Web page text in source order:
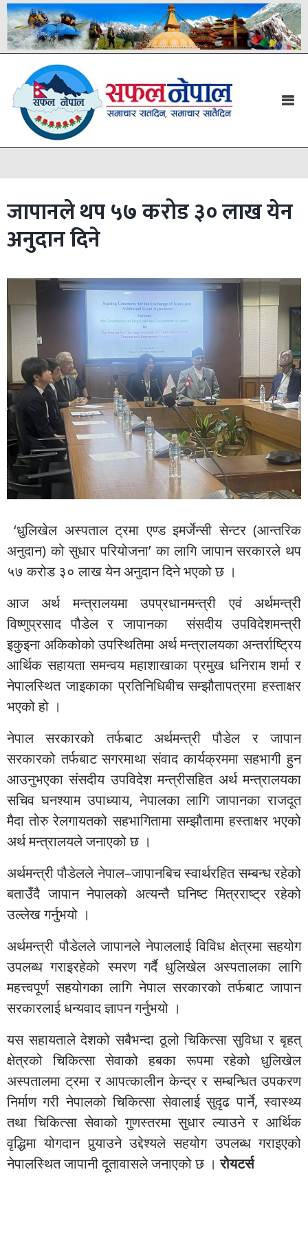
जापानले थप ५७ करोड ३० लाख येन
अनुदान दिने
‘धुलिखेल अस्पताल ट्रमा एण्ड इमर्जेन्सी सेन्टर (आन्तरिक
अनुदान) को सुधार परियोजना’ का लागि जापान सरकारले थप
५७ करोड ३० लाख येन अनुदान दिने भएको छ ।
आज अर्थ मन्त्रालयमा उपप्रधानमन्त्री एवं अर्थमन्त्री
विष्णुप्रसाद पौडेल र जापानका संसदीय उपविदेशमन्त्री
इकुइना अकिकोको उपस्थितिमा अर्थ मन्त्रालयका अन्तर्राष्ट्रिय
आर्थिक सहायता समन्वय महाशाखाका प्रमुख धनिराम शर्मा र
नेपालस्थित जाइकाका प्रतिनिधिबीच सम्झौतापत्रमा हस्ताक्षर
भएको हो ।
नेपाल सरकारको तर्फबाट अर्थमन्त्री पौडेल र जापान
सरकारको तर्फबाट सगरमाथा संवाद कार्यक्रममा सहभागी हुन
आउनुभएका संसदीय उपविदेश मन्त्रीसहित अर्थ मन्त्रालयका
सचिव घनश्याम उपाध्याय, नेपालका लागि जापानका राजदूत
मैदा तोरु रेलगायतको सहभागितामा सम्झौतामा हस्ताक्षर भएको
अर्थ मन्त्रालयले जनाएको छ ।
अर्थमन्त्री पौडेलले नेपाल–जापानबिच स्वार्थरहित सम्बन्ध रहेको
बताउँदै जापान नेपालको अत्यन्तै घनिष्ट मित्रराष्ट्र रहेको
उल्लेख गर्नुभयो ।
अर्थमन्त्री पौडेलले जापानले नेपाललाई विविध क्षेत्रमा सहयोग
उपलब्ध गराइरहेको स्मरण गर्दै धुलिखेल अस्पतालका लागि
महत्त्वपूर्ण सहयोगका लागि नेपाल सरकारको तर्फबाट जापान
सरकारलाई धन्यवाद ज्ञापन गर्नुभयो ।
यस सहायताले देशको सबैभन्दा ठूलो चिकित्सा सुविधा र बृहत्
क्षेत्रको चिकित्सा सेवाको हबका रूपमा रहेको धुलिखेल
अस्पतालमा ट्रमा र आपत्कालीन केन्द्र र सम्बन्धित उपकरण
निर्माण गरी नेपालको चिकित्सा सेवालाई सुदृढ पार्ने, स्वास्थ्य
तथा चिकित्सा सेवाको गुणस्तरमा सुधार ल्याउने र आर्थिक
वृद्धिमा योगदान पुर्‍याउने उद्देश्यले सहयोग उपलब्ध गराइएको
नेपालस्थित जापानी दूतावासले जनाएको छ ।रोयटर्स